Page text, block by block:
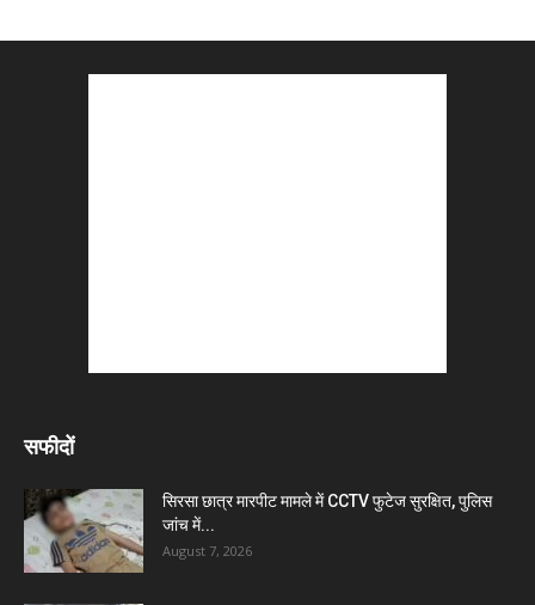
सफीदों
सिरसा छात्र मारपीट मामले में CCTV फुटेज सुरक्षित, पुलिस
जांच में...
August 7, 2026